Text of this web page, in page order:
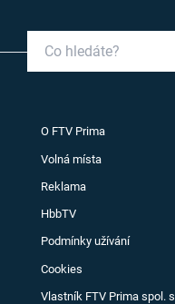
O FTV Prima
Volná místa
Reklama
HbbTV
Podmínky užívání
Cookies
Vlastník FTV Prima spol. s